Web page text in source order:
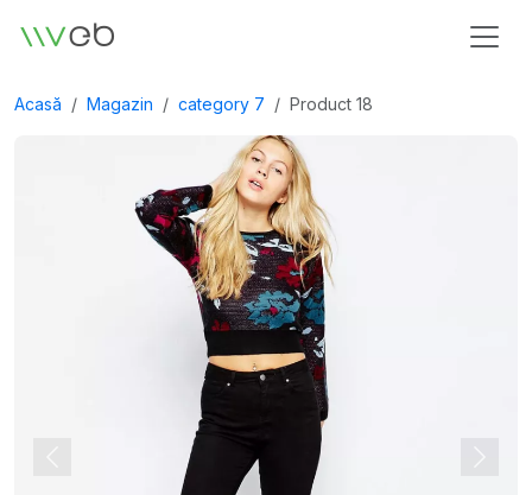
Siglă
Acasă Magazin category 7 Product 18